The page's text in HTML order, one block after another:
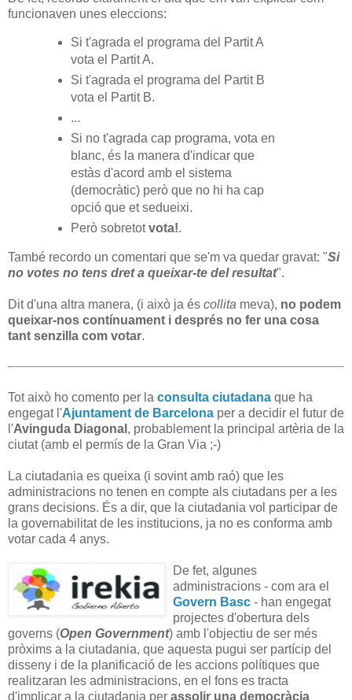
funcionaven unes eleccions:
Si t'agrada el programa del Partit A
vota el Partit A.
Si t'agrada el programa del Partit B
vota el Partit B.
...
Si no t'agrada cap programa, vota en
blanc, és la manera d'indicar que
estàs d'acord amb el sistema
(democràtic) però que no hi ha cap
opció que et sedueixi.
Però sobretotvota!.
També recordo un comentari que se'm va quedar gravat: "Si
no votes no tens dret a queixar-te del resultat".
Dit d'una altra manera, (i això ja és collita meva), no podem
queixar-nos contínuament i després no fer una cosa
tant senzilla com votar.
Tot això ho comento per la consulta ciutadana que ha
engegat l'Ajuntament de Barcelona per a decidir el futur de
l'Avinguda Diagonal , probablement la principal artèria de la
ciutat (amb el permís de la Gran Via ;-)
La ciutadania es queixa (i sovint amb raó) que les
administracions no tenen en compte als ciutadans per a les
grans decisions. És a dir, que la ciutadania vol participar de
la governabilitat de les institucions, ja no es conforma amb
votar cada 4 anys.
De fet, algunes
administracions - com ara el
Govern Basc - han engegat
projectes d'obertura dels
governs (Open Government) amb l'objectiu de ser més
pròxims a la ciutadania, que aquesta pugui ser partícip del
disseny i de la planificació de les accions polítiques que
realitzaran les administracions, en el fons es tracta
d'implicar a la ciutadania per assolir una democràcia